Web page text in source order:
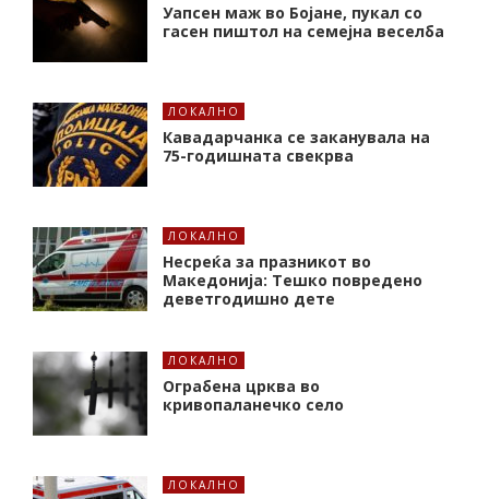
Уапсен маж во Бојане, пукал со
гасен пиштол на семејна веселба
ЛОКАЛНО
Кавадарчанка се заканувала на
75-годишната свекрва
ЛОКАЛНО
Несреќа за празникот во
Македонија: Тешко повредено
деветгодишно дете
ЛОКАЛНО
Ограбена црква во
кривопаланечко село
ЛОКАЛНО